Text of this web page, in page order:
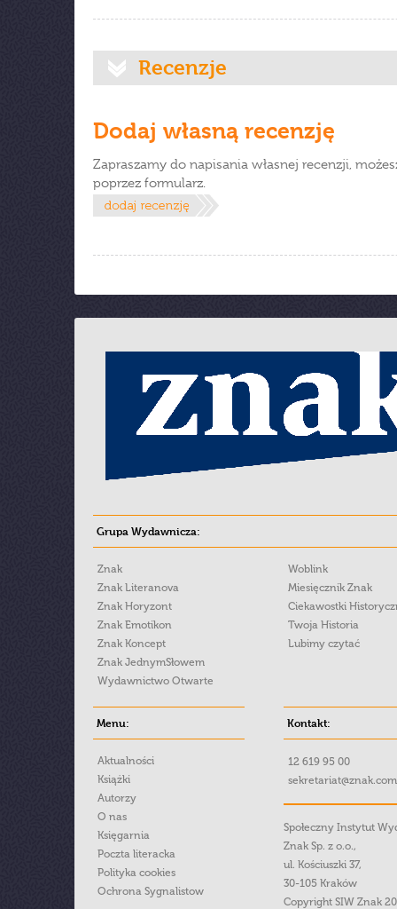
Recenzje
Dodaj własną recenzję
Zapraszamy do napisania własnej recenzji,
poprzez formularz.
Grupa Wydawnicza:
Znak
Znak Literanova
Znak Horyzont
Znak Emotikon
Znak Koncept
Znak JednymSłowem
Wydawnictwo Otwarte
Woblink
Miesięcznik Znak
Ciekawostki
Twoja Historia
Lubimy czytać
Menu:
Aktualności
Książki
Autorzy
O nas
Księgarnia
Poczta literacka
Polityka cookies
Ochrona Sygnalistow
Kontakt:
12 619 95 00
Społeczny Instytut
Znak Sp. z o.o.,
ul. Kościuszki 37,
30-105 Kraków
Copyright SIW Znak